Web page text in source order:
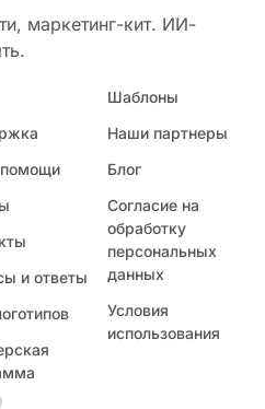
маркетинг-кит. ИИ-
и ответы
Шаблоны
Наши партнеры
Блог
Согласие на
обработку
персональных
данных
Условия
использования